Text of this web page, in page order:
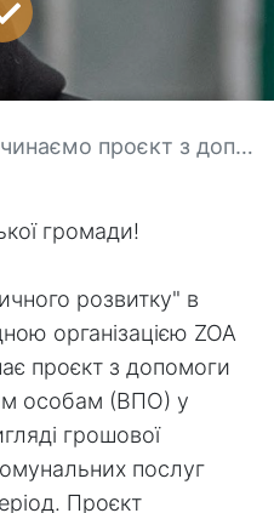
з допомоги внутрішньо переміщеним особам (ВПО) у Ніжинській громаді.
громади!
розвитку" в
організацією ZOA
проєкт з допомоги
особам (ВПО) у
грошової
послуг
Проєкт